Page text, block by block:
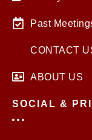
Past
CONTACT
ABOUT US
SOCIAL &